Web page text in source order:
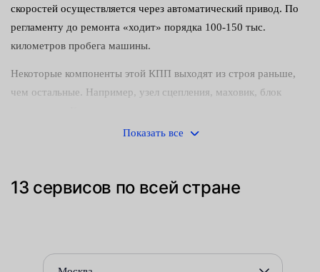
скоростей осуществляется через автоматический привод. По
регламенту до ремонта «ходит» порядка 100-150 тыс.
километров пробега машины.
Некоторые компоненты этой КПП выходят из строя раньше,
чем остальные. Например, узел сцепления, маховик, блок
эксплуатации РКПП. У водителей, предпочитающих
Характерные признаки неисправности:
Показать все
13 сервисов по всей стране